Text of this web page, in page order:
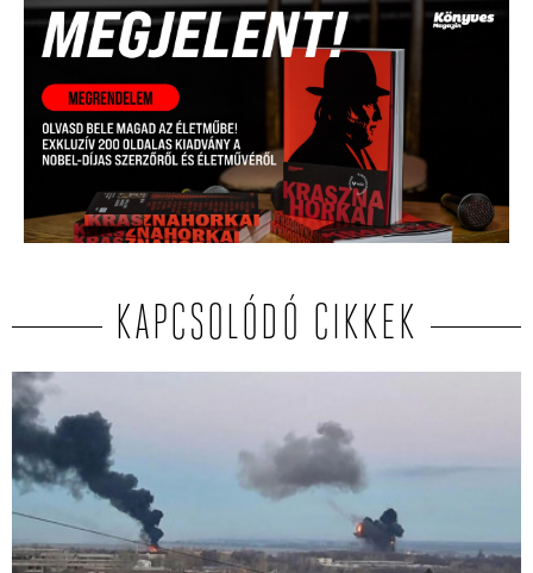
KAPCSOLÓDÓ CIKKEK